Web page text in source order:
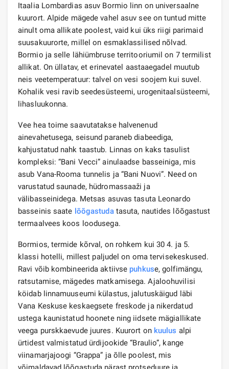
Itaalia Lombardias asuv Bormio linn on universaalne
kuurort. Alpide mägede vahel asuv see on tuntud mitte
ainult oma allikate poolest, vaid kui üks riigi parimaid
suusakuurorte, millel on esmaklassilised nõlvad.
Bormio ja selle lähiümbruse territooriumil on 7 termilist
allikat. On üllatav, et erinevatel aastaaegadel muutub
neis veetemperatuur: talvel on vesi soojem kui suvel.
Kohalik vesi ravib seedesüsteemi, urogenitaalsüsteemi,
lihasluukonna.
Vee hea toime saavutatakse halvenenud
ainevahetusega, seisund paraneb diabeediga,
kahjustatud nahk taastub. Linnas on kaks tasulist
kompleksi: “Bani Vecci” ainulaadse basseiniga, mis
asub Vana-Rooma tunnelis ja “Bani Nuovi”. Need on
varustatud saunade, hüdromassaaži ja
välibasseinidega. Metsas asuvas tasuta Leonardo
basseinis saate lõõgastudatasuta, nautides lõõgastust
termaalvees koos loodusega.
Bormios, termide kõrval, on rohkem kui 30 4. ja 5.
klassi hotelli, millest paljudel on oma tervisekeskused.
Ravi võib kombineerida aktiivse puhkuse, golfimängu,
ratsutamise, mägedes matkamisega. Ajaloohuvilisi
köidab linnamuuseumi külastus, jalutuskäigud läbi
Vana Keskuse keskaegsete freskode ja nikerdatud
ustega kaunistatud hoonete ning iidsete mägiallikate
veega purskkaevude juures. Kuurort on kuulus alpi
ürtidest valmistatud ürdijookide “Braulio”, kange
viinamarjajoogi “Grappa” ja õlle poolest, mis